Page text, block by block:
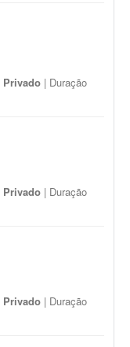
Privado | Duração
Privado | Duração
Privado | Duração